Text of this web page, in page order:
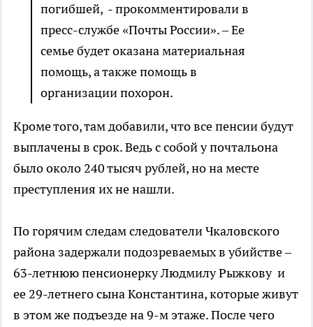
погибшей, - прокомментировали в
пресс-службе «Почты России». – Ее
семье будет оказана материальная
помощь, а также помощь в
организации похорон.
Кроме того, там добавили, что все пенсии будут
выплачены в срок. Ведь с собой у почтальона
было около 240 тысяч рублей, но на месте
преступления их не нашли.
По горячим следам следователи Чкаловского
района задержали подозреваемых в убийстве –
63-летнюю пенсионерку Людмилу Рыжкову и
ее 29-летнего сына Константина, которые живут
в этом же подъезде на 9-м этаже. После чего